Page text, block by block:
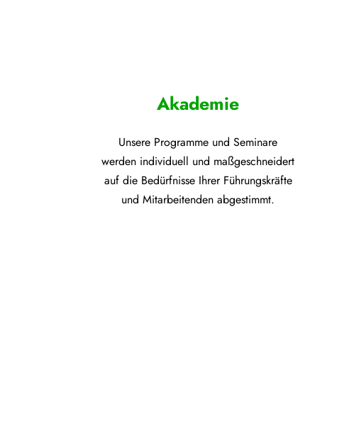
Akademie
Unsere Programme und Seminare
werden individuell und maßgeschneidert
auf die Bedürfnisse Ihrer Führungskräfte
und Mitarbeitenden abgestimmt.